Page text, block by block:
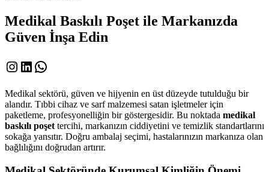
Medikal Baskılı Poşet ile Markanızda
Güven İnşa Edin
Instagram
LinkedIn
WhatsApp
Medikal sektörü, güven ve hijyenin en üst düzeyde tutulduğu bir
alandır. Tıbbi cihaz ve sarf malzemesi satan işletmeler için
paketleme, profesyonelliğin bir göstergesidir. Bu noktada medikal
baskılı poşet tercihi, markanızın ciddiyetini ve temizlik standartlarını
sokağa yansıtır. Doğru ambalaj seçimi, hastalarınızın markanıza olan
bağlılığını doğrudan artırır.